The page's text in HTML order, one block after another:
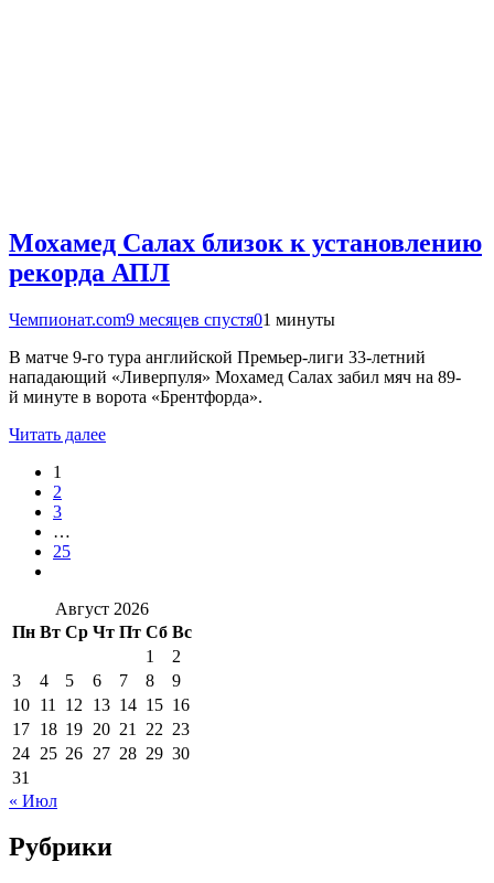
Мохамед Салах близок к установлению
рекорда АПЛ
Чемпионат.com9 месяцев спустя01 минуты
В матче 9-го тура английской Премьер-лиги 33-летний
нападающий «Ливерпуля» Мохамед Салах забил мяч на 89-
й минуте в ворота «Брентфорда».
Читать далее
1
2
3
…
25
Август 2026
Пн Вт Ср Чт Пт Сб Вс
1
2
3
4 5 6 7 8
9
10 11 12 13 14 15 16
17 18 19 20 21 22 23
24 25 26 27 28 29 30
31
« Июл
Рубрики